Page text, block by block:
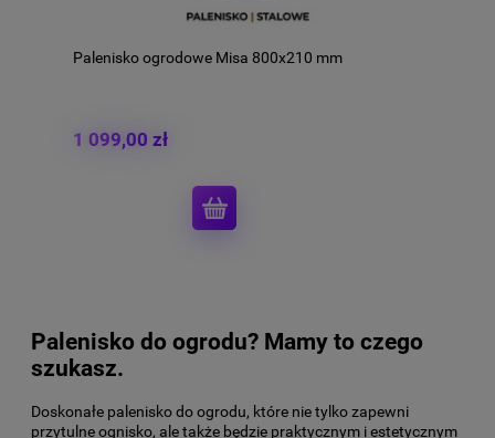
Palenisko ogrodowe Misa 800x210 mm
1 099,00 zł
Palenisko do ogrodu? Mamy to czego
szukasz.
Doskonałe palenisko do ogrodu, które nie tylko zapewni
przytulne ognisko, ale także będzie praktycznym i estetycznym